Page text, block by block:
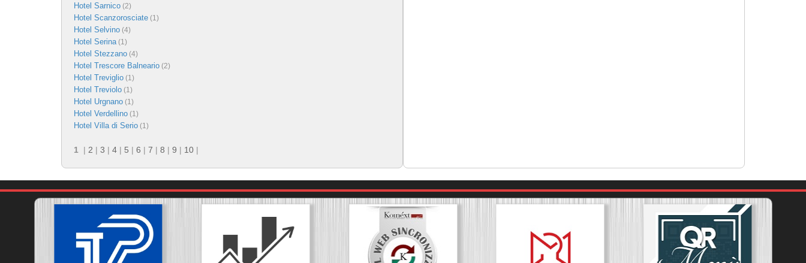
Hotel Sarnico (2)
Hotel Scanzorosciate (1)
Hotel Selvino (4)
Hotel Serina(1)
Hotel Stezzano (4)
Hotel Trescore Balneario (2)
Hotel Treviglio (1)
Hotel Treviolo (1)
Hotel Urgnano (1)
Hotel Verdellino (1)
Hotel Villa di Serio (1)
1 | 2 | 3 | 4 | 5 | 6 | 7 | 8 | 9 | 10 |